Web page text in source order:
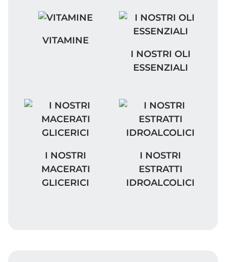
VITAMINE
VITAMINE
I NOSTRI OLI
I NOSTRI OLI
ESSENZIALI
I NOSTRI MACERATI GLICERICI
I NOSTRI
MACERATI
GLICERICI
I NOSTRI ESTRATTI
I NOSTRI
ESTRATTI
IDROALCOLICI